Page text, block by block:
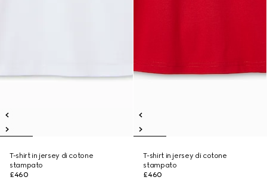
T-shirt in jersey di cotone
stampato
£460
T-shirt in jersey di cotone
stampato
£460